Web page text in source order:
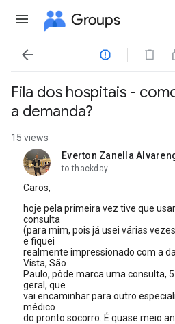
Groups

Fila dos hospitais -
a demanda?
15 views
Everton Zanella
unread,
to thackday
Caros,
hoje pela primeira vez tive que
consulta
(para mim, pois já usei várias
e fiquei
realmente impressionado com a
Vista, São
Paulo, pôde marca uma consulta,
geral, que
vai encaminhar para outro
médico
do pronto socorro. É quase meio